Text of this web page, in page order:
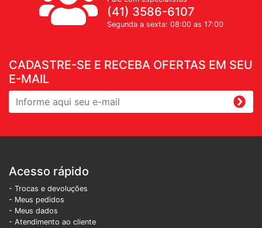
CADASTRE-SE E RECEBA OFERTAS EM SEU
E-MAIL
(41) 3586-6107
Segunda a sexta: 08:00 as 17:00
Acesso rápido
- Trocas e devoluções
- Meus pedidos
- Meus dados
- Atendimento ao cliente